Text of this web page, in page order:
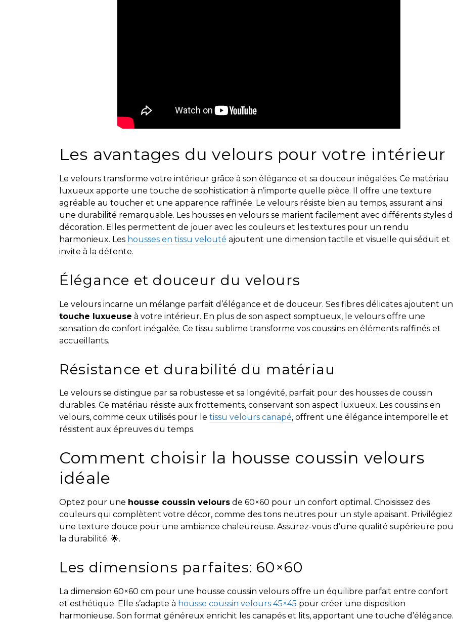
Les avantages du velours pour votre intérieur
Le velours transforme votre intérieur grâce à son élégance et sa douceur inégalées. Ce matériau
luxueux apporte une touche de sophistication à n’importe quelle pièce. Il offre une texture
agréable au toucher et une apparence raffinée. Le velours résiste bien au temps, assurant ainsi
une durabilité remarquable. Les housses en velours se marient facilement avec différents styles
décoration. Elles permettent de jouer avec les couleurs et les textures pour un rendu
harmonieux. Les housses en tissu velouté ajoutent une dimension tactile et visuelle qui séduit et
invite à la détente.
Élégance et douceur du velours
Le velours incarne un mélange parfait d’élégance et de douceur. Ses fibres délicates ajoutent
touche luxueuse à votre intérieur. En plus de son aspect somptueux, le velours offre une
sensation de confort inégalée. Ce tissu sublime transforme vos coussins en éléments raffinés et
accueillants.
Résistance et durabilité du matériau
Le velours se distingue par sa robustesse et sa longévité, parfait pour des housses de coussin
durables. Ce matériau résiste aux frottements, conservant son aspect luxueux. Les coussins en
velours, comme ceux utilisés pour le tissu velours canapé, offrent une élégance intemporelle et
résistent aux épreuves du temps.
Comment choisir la housse coussin velours
idéale
Optez pour une housse coussin velours de 60×60 pour un confort optimal. Choisissez des
couleurs qui complètent votre décor, comme des tons neutres pour un style apaisant. Privilégiez
une texture douce pour une ambiance chaleureuse. Assurez-vous d’une qualité supérieure
la durabilité. 🌟.
Les dimensions parfaites: 60×60
La dimension 60×60 cm pour une housse coussin velours offre un équilibre parfait entre confort
et esthétique. Elle s’adapte à housse coussin velours 45×45 pour créer une disposition
harmonieuse. Son format généreux enrichit les canapés et lits, apportant une touche d’élégance.